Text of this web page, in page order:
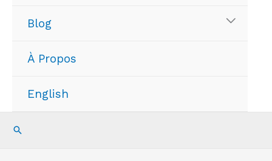
Blog
À Propos
English
Recherche